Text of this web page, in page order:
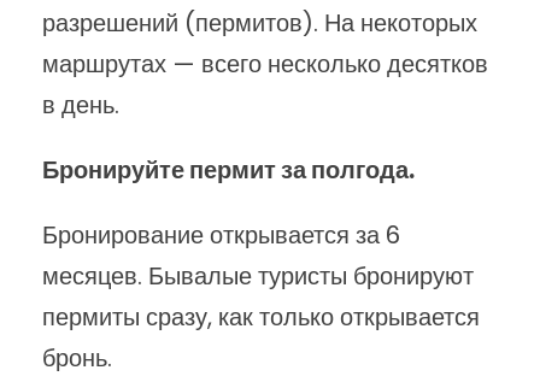
разрешений (пермитов). На некоторых
маршрутах — всего несколько десятков
в день.
Бронируйте пермит за полгода.
Бронирование открывается за 6
месяцев. Бывалые туристы бронируют
пермиты сразу, как только открывается
бронь.